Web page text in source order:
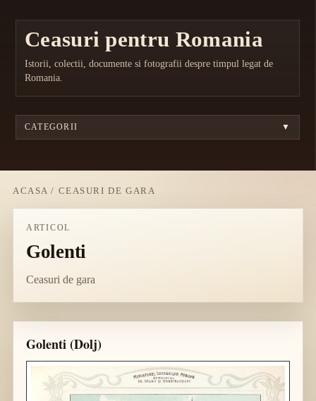
Ceasuri pentru Romania
Istorii, colectii, documente si fotografii despre timpul legat de
Romania.
CATEGORII ▼
ACASA / CEASURI DE GARA
ARTICOL
Golenti
Ceasuri de gara
Golenti (Dolj)